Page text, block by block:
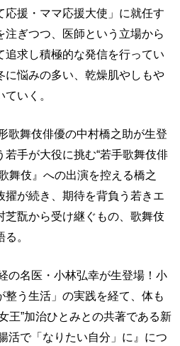
応援・ママ応援大使」に就任す
注ぎつつ、医師という立場から
追求し積極的な発信を行ってい
に悩みの多い、乾燥肌やしもや
いく。
歌舞伎俳優の中村橋之助が生登
手が大役に挑む“若手歌舞伎俳
舞伎』への出演を控える橋之
擢が続き、期待を背負う若きエ
芝翫から受け継ぐもの、歌舞伎
。
の名医・小林弘幸が生登場！小
う生活」の実践を経て、体も
王”加治ひとみとの共著である新
活で「なりたい自分」に』につ